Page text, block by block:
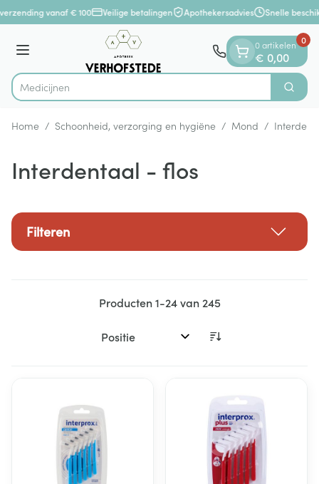
Ga naar de inhoud
1 van 1vanaf € 100 Veilige betalingen Apothekersadvies Snelle
Menu
Product, merk, categorie... Zoek
0 artikelen
€ 0,00
0
Home / Schoonheid, verzorging en hygiëne / Mond /
Interdentaal - flos
Filteren
Producten1-24van 245
Sorteer op: